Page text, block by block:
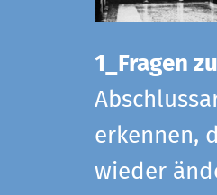
1_Fragen
erkennen,
wieder